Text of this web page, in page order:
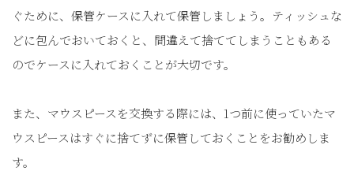
ぐために、保管ケースに入れて保管しましょう。ティッシュな
どに包んでおいておくと、間違えて捨ててしまうこともある
のでケースに入れておくことが大切です。
また、マウスピースを交換する際には、1つ前に使っていたマ
ウスピースはすぐに捨てずに保管しておくことをお勧めしま
す。